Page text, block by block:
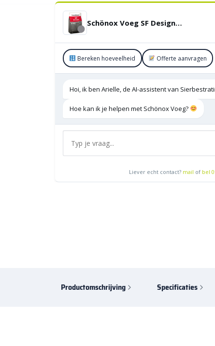
Schönox Voeg SF Design 5 KG – Platinagrijs
Bereken hoeveelheid Offerte aanvragen
Hoi, ik ben Arielle, de AI-assistent van
Hoe kan ik je helpen met Schönox Voeg?
Liever echt contact? mail of bel
Productomschrijving Specificaties